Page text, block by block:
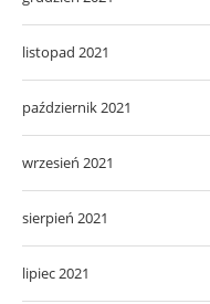
listopad 2021
październik 2021
wrzesień 2021
sierpień 2021
lipiec 2021